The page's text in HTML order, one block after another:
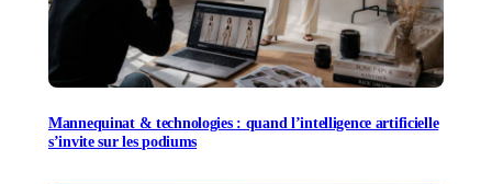
Mannequinat & technologies : quand l’intelligence artificielle
s’invite sur les podiums